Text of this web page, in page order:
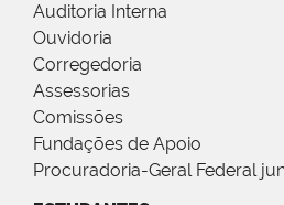
Auditoria Interna
Ouvidoria
Corregedoria
Assessorias
Comissões
Fundações de Apoio
Procuradoria-Geral Federal